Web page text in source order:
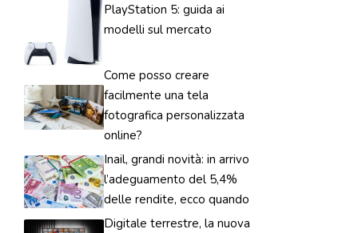
PlayStation 5: guida ai
modelli sul mercato
Come posso creare
facilmente una tela
fotografica personalizzata
online?
Inail, grandi novità: in arrivo
l’adeguamento del 5,4%
delle rendite, ecco quando
Digitale terrestre, la nuova